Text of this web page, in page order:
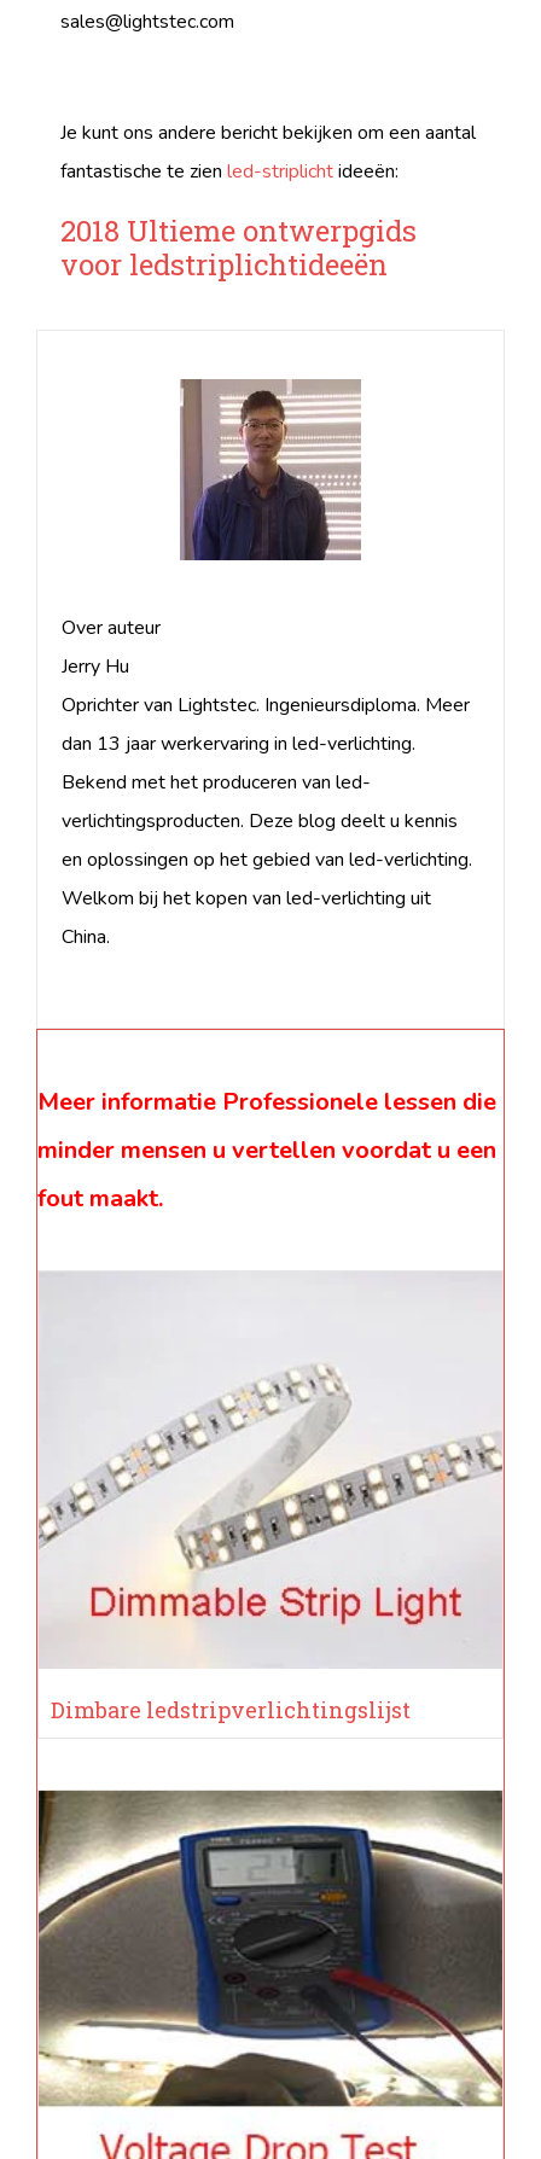
sales@lightstec.com
Je kunt ons andere bericht bekijken om een ​​aantal
fantastische te zien led-striplichtideeën:
2018 Ultieme ontwerpgids
voor ledstriplichtideeën
Over auteur
Jerry Hu
Oprichter van Lightstec. Ingenieursdiploma. Meer
dan 13 jaar werkervaring in led-verlichting.
Bekend met het produceren van led-
verlichtingsproducten. Deze blog deelt u kennis
en oplossingen op het gebied van led-verlichting.
Welkom bij het kopen van led-verlichting uit
China.
Meer informatie Professionele lessen die
minder mensen u vertellen voordat u een
fout maakt.
Dimbare ledstripverlichtingslijst